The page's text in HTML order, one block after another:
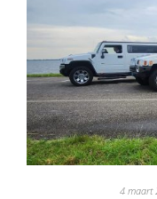
4 maart